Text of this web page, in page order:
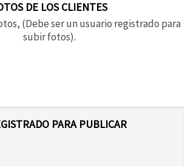
DE LOS CLIENTES
(Debe ser un usuario registrado para
subir fotos).
PARA PUBLICAR